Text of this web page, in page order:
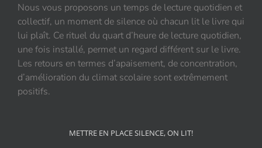
Nous vous proposons un temps de lecture quotidien et
collectif, un moment de silence où chacun lit le livre qui
lui plaît. Ce rituel du quart d’heure de lecture quotidien,
une fois installé, permet un regard différent sur le livre.
Les retours en termes d’apaisement, de concentration,
d’amélioration du climat scolaire sont extrêmement
positifs.
METTRE EN PLACE SILENCE, ON LIT!